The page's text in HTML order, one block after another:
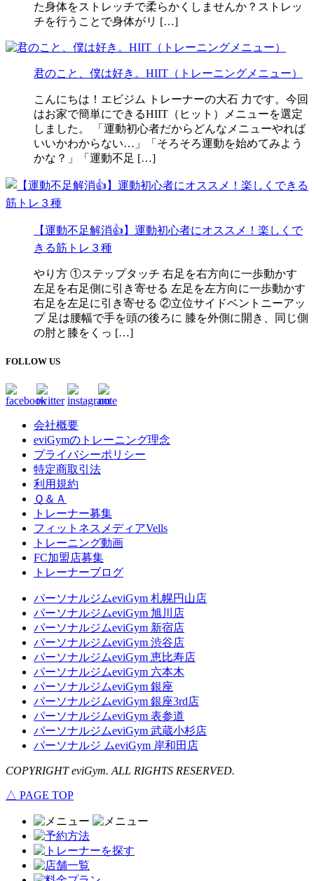
た身体をストレッチで柔らかくしませんか？ストレッ
チを行うことで身体がリ […]
君のこと、僕は好き。HIIT（トレーニングメニュー）
こんにちは！エビジム トレーナーの大石 力です。今回
はお家で簡単にできるHIIT（ヒット）メニューを選定
しました。 「運動初心者だからどんなメニューやれば
いいかわからない…」「そろそろ運動を始めてみよう
かな？」「運動不足 […]
【運動不足解消👍】運動初心者にオススメ！楽しくで
きる筋トレ３種
やり方 ①ステップタッチ 右足を右方向に一歩動かす
左足を右足側に引き寄せる 左足を左方向に一歩動かす
右足を左足に引き寄せる ②立位サイドベントニーアッ
プ 足は腰幅で手を頭の後ろに 膝を外側に開き、同じ側
の肘と膝をくっ […]
FOLLOW US
会社概要
eviGymのトレーニング理念
プライバシーポリシー
特定商取引法
利用規約
Ｑ＆Ａ
トレーナー募集
フィットネスメディアVells
トレーニング動画
FC加盟店募集
トレーナーブログ
パーソナルジムeviGym 札幌円山店
パーソナルジムeviGym 旭川店
パーソナルジムeviGym 新宿店
パーソナルジムeviGym 渋谷店
パーソナルジムeviGym 恵比寿店
パーソナルジムeviGym 六本木
パーソナルジムeviGym 銀座
パーソナルジムeviGym 銀座3rd店
パーソナルジムeviGym 表参道
パーソナルジムeviGym 武蔵小杉店
パーソナルジ ムeviGym 岸和田店
COPYRIGHT eviGym. ALL RIGHTS RESERVED.
△ PAGE TOP